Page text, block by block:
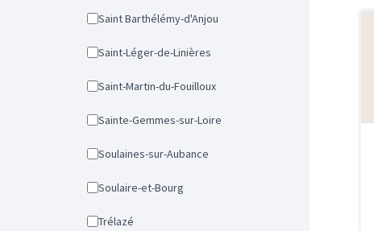
Saint Barthélémy-d'Anjou
Saint-Léger-de-Linières
Saint-Martin-du-Fouilloux
Sainte-Gemmes-sur-Loire
Soulaines-sur-Aubance
Soulaire-et-Bourg
Trélazé